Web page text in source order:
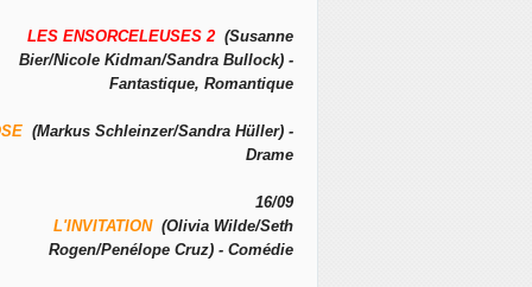
LES ENSORCELEUSES 2 (Susanne
Bier/Nicole Kidman/Sandra Bullock) -
Fantastique, Romantique
(Markus Schleinzer/Sandra Hüller) -
Drame
16/09
L'INVITATION (Olivia Wilde/Seth
Rogen/Penélope Cruz) - Comédie